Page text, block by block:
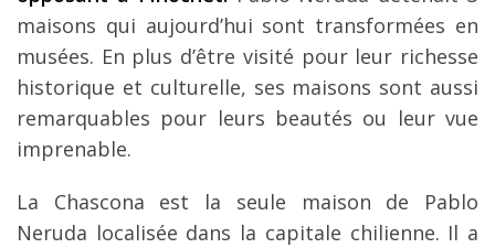
maisons qui aujourd’hui sont transformées en
musées. En plus d’être visité pour leur richesse
historique et culturelle, ses maisons sont aussi
remarquables pour leurs beautés ou leur vue
imprenable.
La Chascona est la seule maison de Pablo
Neruda localisée dans la capitale chilienne. Il a